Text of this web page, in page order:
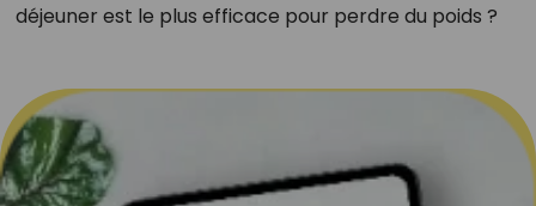
déjeuner est le plus efficace pour perdre du poids ?